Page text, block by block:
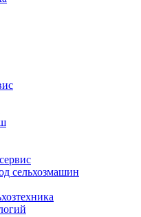
сельхозмашин